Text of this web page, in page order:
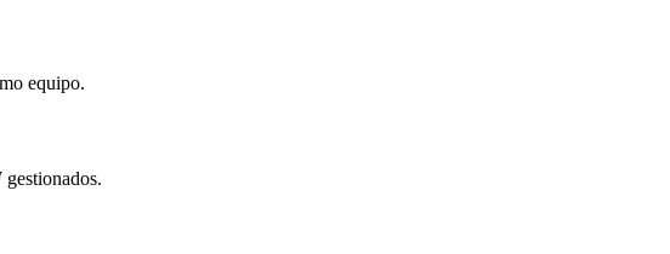
equipo.
gestionados.